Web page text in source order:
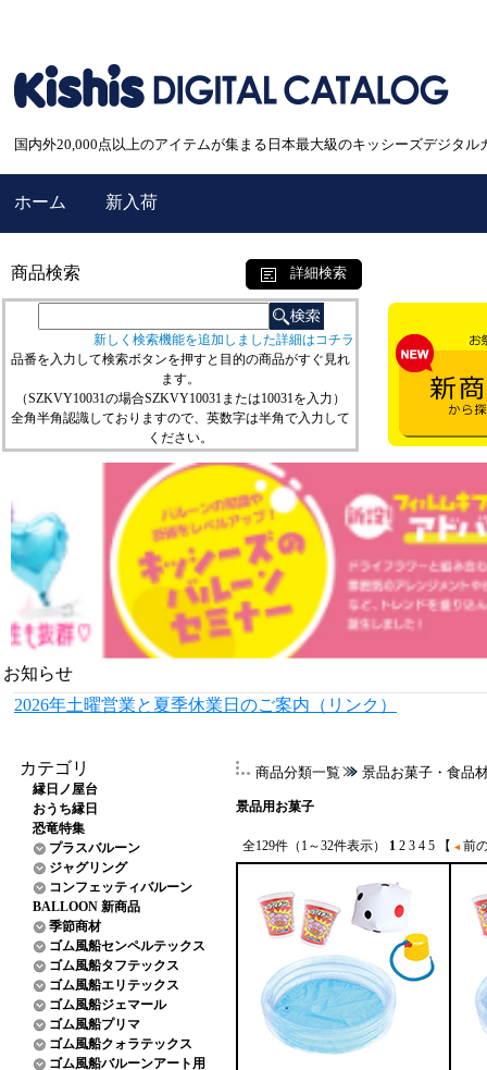
国内外20,000点以上のアイテムが集まる日本最大級のキッシーズデジタル
ホーム 新入荷
商品検索 詳細検索
新しく検索機能を追加しました詳細はコチラ
品番を入力して検索ボタンを押すと目的の商品がすぐ見れ
ます。
（SZKVY10031の場合SZKVY10031または10031を入力）
全角半角認識しておりますので、英数字は半角で入力して
ください。
お知らせ
2026年土曜営業と夏季休業日のご案内（リンク）
カテゴリ
縁日ノ屋台
おうち縁日
恐竜特集
プラスバルーン
ジャグリング
コンフェッティバルーン
BALLOON 新商品
季節商材
ゴム風船センペルテックス
ゴム風船タフテックス
ゴム風船エリテックス
ゴム風船ジェマール
ゴム風船プリマ
ゴム風船クォラテックス
ゴム風船バルーンアート用
商品分類一覧 景品お菓子・食品
景品用お菓子
全129件（1～32件表示） 1 2 3 4 5 【 前